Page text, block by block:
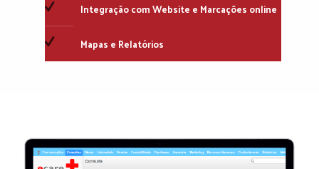
Integração com Website e Marcações online
Mapas e Relatórios